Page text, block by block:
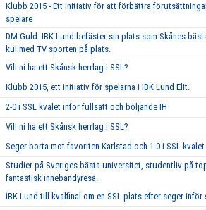
Klubb 2015 - Ett initiativ för att förbättra
spelare
DM Guld: IBK Lund befäster sin plats som Skånes
kul med TV sporten på plats.
Vill ni ha ett Skånsk herrlag i SSL?
Klubb 2015, ett initiativ för spelarna i IBK Lund Elit.
2-0 i SSL kvalet inför fullsatt och böljande IH
Vill ni ha ett Skånsk herrlag i SSL?
Seger borta mot favoriten Karlstad och 1-0 i SSL kvalet.
Studier på Sveriges bästa universitet, studentliv på
fantastisk innebandyresa.
IBK Lund till kvalfinal om en SSL plats efter seger